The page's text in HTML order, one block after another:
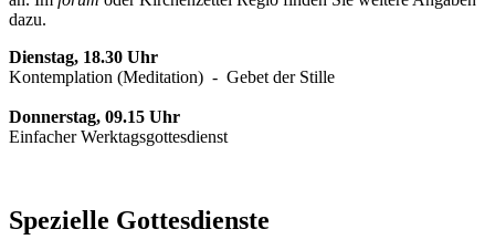
dazu.
Dienstag, 18.30 Uhr
Kontemplation (Meditation) - Gebet der Stille
Donnerstag, 09.15 Uhr
Einfacher Werktagsgottesdienst
Spezielle Gottesdienste